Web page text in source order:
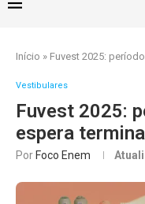
Início » Fuvest 2025:
Vestibulares
Fuvest 2025:
espera
Por Foco Enem